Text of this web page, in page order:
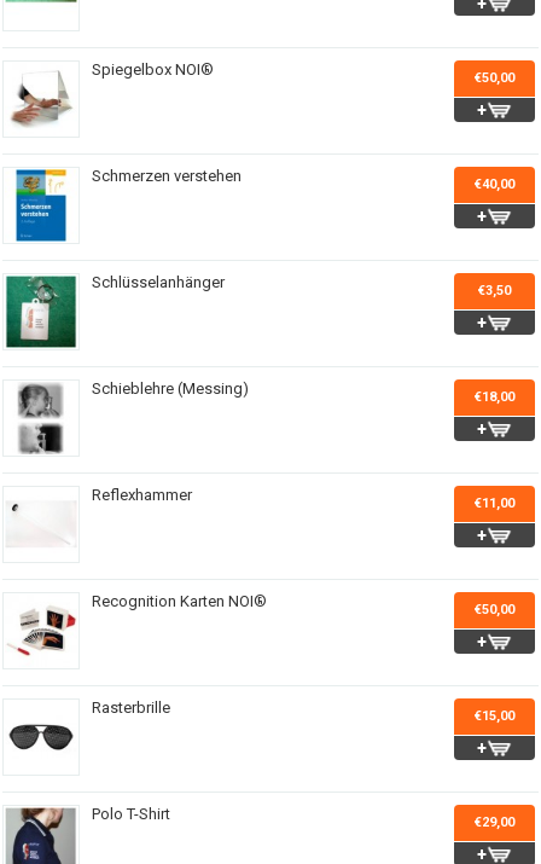
Spiegelbox NOI® €50,00
Schmerzen verstehen €40,00
Schlüsselanhänger €3,50
Schieblehre (Messing) €18,00
Reflexhammer €11,00
Recognition Karten NOI® €50,00
Rasterbrille €15,00
Polo T-Shirt €29,00